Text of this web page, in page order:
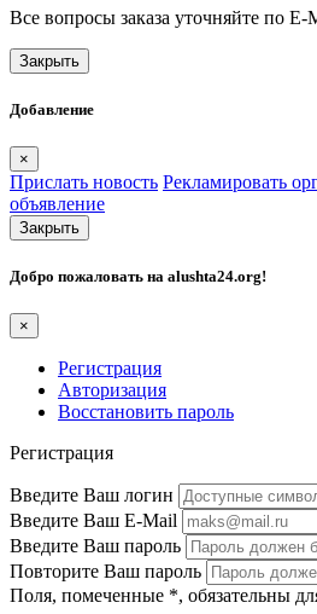
Все вопросы заказа уточняйте по
Закрыть
Добавление
×
Прислать новость Рекламировать
объявление
Закрыть
Добро пожаловать на alushta24.org!
×
Регистрация
Авторизация
Восстановить пароль
Регистрация
Введите Ваш логин
Введите Ваш E-Mail
Введите Ваш пароль
Повторите Ваш пароль
Поля, помеченные *, обязательны